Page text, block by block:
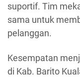
suportif. Tim
sama untuk
pelanggan.
Kesempatan
di Kab. Barito